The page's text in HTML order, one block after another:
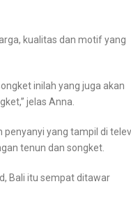
kualitas dan motif yang
inilah yang juga akan
jelas Anna.
yang tampil di
tenun dan songket.
Bali itu sempat ditawar